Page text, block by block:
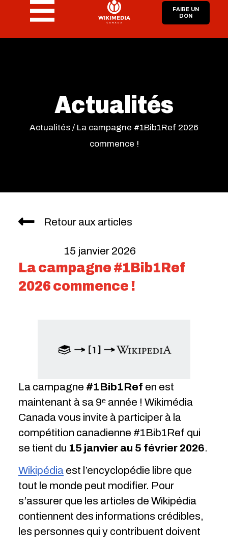
FAIRE UN
DON
Actualités
Actualités / La campagne #1Bib1Ref 2026
commence !
Retour aux articles
15 janvier 2026
La campagne #1Bib1Ref
2026 commence !
La campagne #1Bib1Ref en est
maintenant à sa 9ᵉ année ! Wikimédia
Canada vous invite à participer à la
compétition canadienne #1Bib1Ref qui
se tient du 15 janvier au 5 février 2026.
Wikipédia est l’encyclopédie libre que
tout le monde peut modifier. Pour
s’assurer que les articles de Wikipédia
contiennent des informations crédibles,
les personnes qui y contribuent doivent